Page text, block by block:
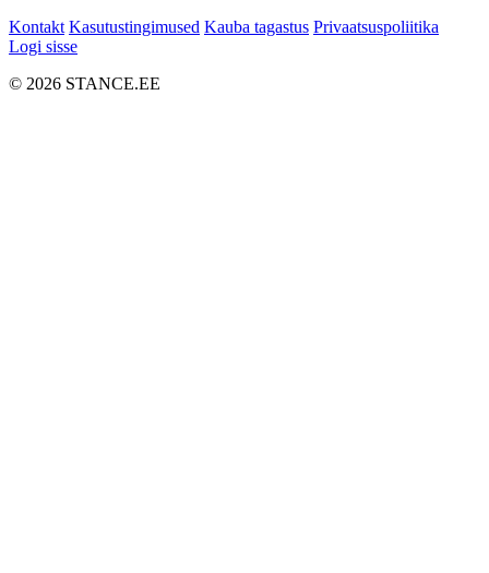
Kontakt Kasutustingimused Kauba tagastus Privaatsuspoliitika
Logi sisse
© 2026 STANCE.EE